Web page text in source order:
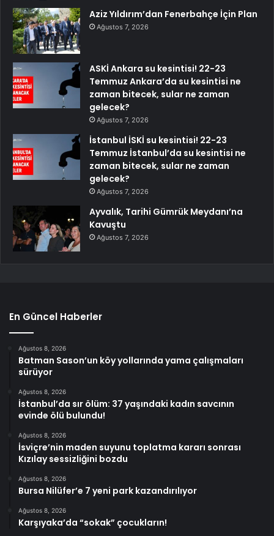
Aziz Yıldırım’dan Fenerbahçe İçin Plan
Ağustos 7, 2026
ASKİ Ankara su kesintisi! 22-23
Temmuz Ankara’da su kesintisi ne
zaman bitecek, sular ne zaman
gelecek?
Ağustos 7, 2026
İstanbul İSKİ su kesintisi! 22-23
Temmuz İstanbul’da su kesintisi ne
zaman bitecek, sular ne zaman
gelecek?
Ağustos 7, 2026
Ayvalık, Tarihi Gümrük Meydanı’na
Kavuştu
Ağustos 7, 2026
En Güncel Haberler
Ağustos 8, 2026
Batman Sason’un köy yollarında yama çalışmaları
sürüyor
Ağustos 8, 2026
İstanbul’da sır ölüm: 37 yaşındaki kadın savcının
evinde ölü bulundu!
Ağustos 8, 2026
İsviçre’nin maden suyunu toplatma kararı sonrası
Kızılay sessizliğini bozdu
Ağustos 8, 2026
Bursa Nilüfer’e 7 yeni park kazandırılıyor
Ağustos 8, 2026
Karşıyaka’da “sokak” çocukların!